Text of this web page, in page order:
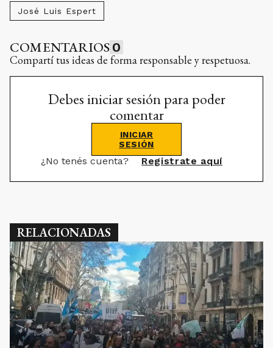
José Luis Espert
COMENTARIOS 0
Compartí tus ideas de forma responsable y respetuosa.
Debes iniciar sesión para poder
comentar
INICIAR
SESIÓN
¿No tenés cuenta? Registrate aquí
RELACIONADAS